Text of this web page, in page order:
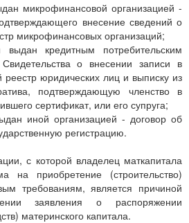
микрофинансовой организацией -
внесение сведений о
микрофинансовых организаций;
кредитным потребительским
о внесении записи в
реестр юридических лиц и выписку из
подтверждающую членство в
сертификат, или его супруга;
иной организацией - договор об
регистрацию.
с которой владелец маткапитала
на приобретение (строительство)
требованиям, является причиной
заявления о распоряжении
материнского капитала.